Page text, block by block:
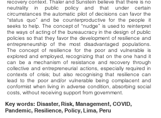
recovery context. Thaler and Sunstein believe that there is no
neutrality in public policy and that under certain
circumstances the automatic pilot of decisions can favor the
“status quo” and be counterproductive for the people it
seeks to help. The concept of “nudge” is used to reinterpret
the ways of acting of the bureaucracy in the design of public
policies so that they favor the development of resilience and
entrepreneurship of the most disadvantaged populations.
The concept of resilience for the poor and vulnerable is
explored and employed, recognizing that on the one hand it
can be a mechanism of resistance and recovery through
collective and entrepreneurial actions, especially required in
contexts of crisis; but also recognising that resilience can
lead to the poor and/or vulnerable being complacent and
conformist when living in adverse condition, absorbing social
costs, without receiving support from government.
Key words: Disaster, Risk, Management, COVID,
Pandemic, Resilience, Policy, Lima, Peru